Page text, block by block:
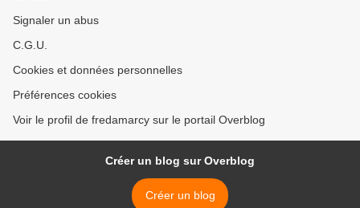
Signaler un abus
C.G.U.
Cookies et données personnelles
Préférences cookies
Voir le profil de fredamarcy sur le portail Overblog
Créer un blog sur Overblog
Créer un blog